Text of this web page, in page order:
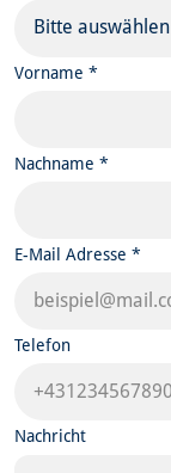
Bitte auswählen
Vorname *
Nachname *
E-Mail Adresse *
Telefon
Nachricht